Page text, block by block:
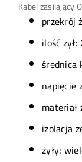
Kabel zasilający
przekrój
ilość żył:
średnica
napięcie
materiał
izolacja
żyły: